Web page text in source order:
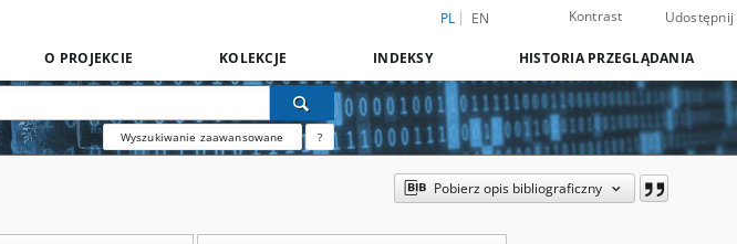
PL EN Kontrast Udostępnij
O PROJEKCIE KOLEKCJE INDEKSY HISTORIA PRZEGLĄDANIA
Wyszukiwanie zaawansowane ?
Pobierz opis bibliograficzny